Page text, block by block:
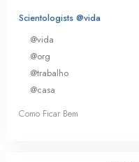
Scientologists @vida
@vida
@org
@trabalho
@casa
Como Ficar Bem